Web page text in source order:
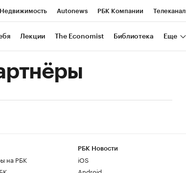
Недвижимость Autonews РБК Компании Телеканал
РБК Курсы РБК Life Тренды Визионеры
Конференции СПб
и медиа Финансы Рынок наличной валюты
Лекции The Economist Библиотека Еще
на РБК
РБК Новости
iOS
Android